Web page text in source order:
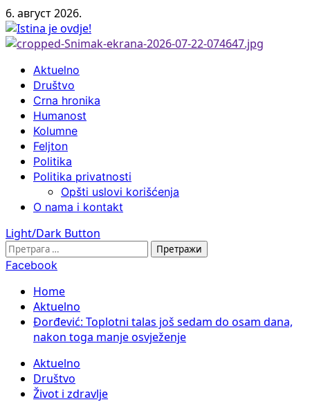
Skip
to
content
6. август 2026.
Primary
Menu
Aktuelno
Društvo
Crna hronika
Humanost
Kolumne
Feljton
Politika
Politika privatnosti
Opšti uslovi korišćenja
O nama i kontakt
Light/Dark Button
Претрага
за:
Facebook
Home
Aktuelno
Đorđević: Toplotni talas još sedam do osam dana,
nakon toga manje osvježenje
Aktuelno
Društvo
Život i zdravlje